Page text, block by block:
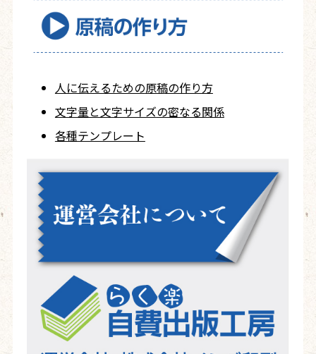
人に伝えるための原稿の作り方
文字量と文字サイズの密なる関係
各種テンプレート